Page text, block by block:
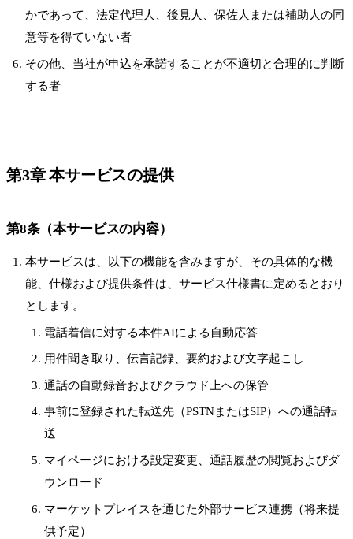
かであって、法定代理人、後見人、保佐人または補助人の同
意等を得ていない者
その他、当社が申込を承諾することが不適切と合理的に判断
する者
第3章 本サービスの提供
第8条（本サービスの内容）
本サービスは、以下の機能を含みますが、その具体的な機
能、仕様および提供条件は、サービス仕様書に定めるとおり
とします。
電話着信に対する本件AIによる自動応答
用件聞き取り、伝言記録、要約および文字起こし
通話の自動録音およびクラウド上への保管
事前に登録された転送先（PSTNまたはSIP）への通話転
送
マイページにおける設定変更、通話履歴の閲覧およびダ
ウンロード
マーケットプレイスを通じた外部サービス連携（将来提
供予定）